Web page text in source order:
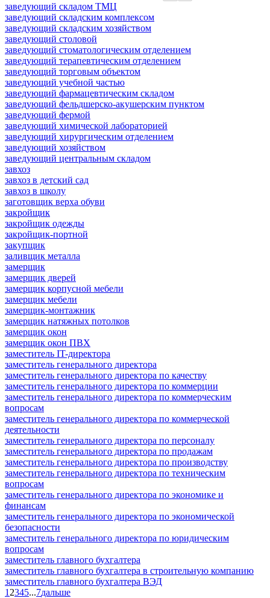
заведующий складом ТМЦ
заведующий складским комплексом
заведующий складским хозяйством
заведующий столовой
заведующий стоматологическим отделением
заведующий терапевтическим отделением
заведующий торговым объектом
заведующий учебной частью
заведующий фармацевтическим складом
заведующий фельдшерско-акушерским пунктом
заведующий фермой
заведующий химической лабораторией
заведующий хирургическим отделением
заведующий хозяйством
заведующий центральным складом
завхоз
завхоз в детский сад
завхоз в школу
заготовщик верха обуви
закройщик
закройщик одежды
закройщик-портной
закупщик
заливщик металла
замерщик
замерщик дверей
замерщик корпусной мебели
замерщик мебели
замерщик-монтажник
замерщик натяжных потолков
замерщик окон
замерщик окон ПВХ
заместитель IT-директора
заместитель генерального директора
заместитель генерального директора по качеству
заместитель генерального директора по коммерции
заместитель генерального директора по коммерческим
вопросам
заместитель генерального директора по коммерческой
деятельности
заместитель генерального директора по персоналу
заместитель генерального директора по продажам
заместитель генерального директора по производству
заместитель генерального директора по техническим
вопросам
заместитель генерального директора по экономике и
финансам
заместитель генерального директора по экономической
безопасности
заместитель генерального директора по юридическим
вопросам
заместитель главного бухгалтера
заместитель главного бухгалтера в строительную компанию
заместитель главного бухгалтера ВЭД
1 2345...7дальше